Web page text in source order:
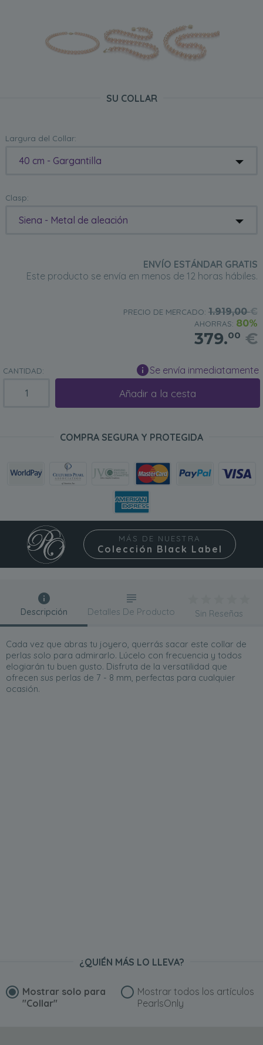
SU COLLAR
Largura del Collar:
40 cm - Gargantilla
Clasp:
Siena - Metal de aleación
ENVÍO ESTÁNDAR GRATIS
Este producto se envía en menos de 12 horas hábiles.
PRECIO DE MERCADO: 1.919,00€
AHORRAS: 80%
379.00 €
CANTIDAD: Se envía inmediatamente
Añadir a la cesta
COMPRA SEGURA Y PROTEGIDA
MÁS DE NUESTRA
Colección Black Label
Descripción
Cada vez que abras tu joyero, querrás sacar este collar de
perlas solo para admirarlo. Lúcelo con frecuencia y todos
elogiarán tu buen gusto. Disfruta de la versatilidad que
ofrecen sus perlas de 7 - 8 mm, perfectas para cualquier
ocasión.
Detalles De Producto Sin Reseñas
¿QUIÉN MÁS LO LLEVA?
Mostrar solo para
"Collar"
Mostrar todos los artículos
PearlsOnly